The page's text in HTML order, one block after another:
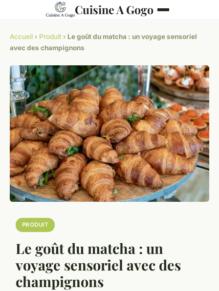
Cuisine A Gogo
Accueil › Produit › Le goût du matcha : un voyage sensoriel
avec des champignons
PRODUIT
Le goût du matcha : un
voyage sensoriel avec des
champignons